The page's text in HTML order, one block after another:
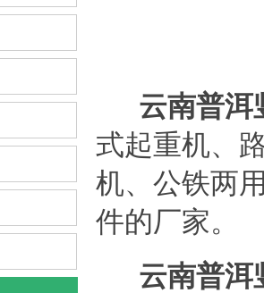
云南普洱
式起重机、
机、公铁两
件的厂家。
云南普洱